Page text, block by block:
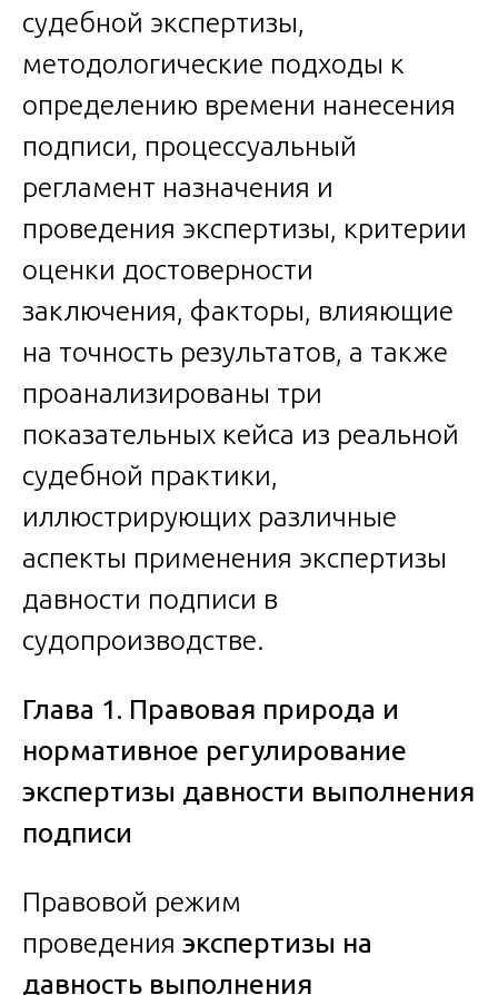
судебной экспертизы,
методологические подходы к
определению времени нанесения
подписи, процессуальный
регламент назначения и
проведения экспертизы, критерии
оценки достоверности
заключения, факторы, влияющие
на точность результатов, а также
проанализированы три
показательных кейса из реальной
судебной практики,
иллюстрирующих различные
аспекты применения экспертизы
давности подписи в
судопроизводстве.
Глава 1. Правовая природа и
нормативное регулирование
экспертизы давности выполнения
подписи
Правовой режим
проведения экспертизы на
давность выполнения